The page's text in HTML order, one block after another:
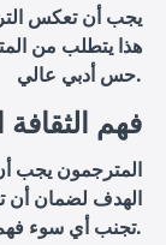
يجب أن تعكس
هذا يتطلب من
حس أدبي عالي.
3. فهم
المترجمون يجب أن
الهدف لضمان أن
تجنب أي سوء فهم أو حساسية ثقافية.